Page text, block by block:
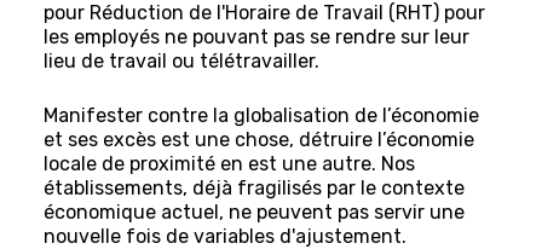
pour Réduction de l'Horaire de Travail (RHT) pour
les employés ne pouvant pas se rendre sur leur
lieu de travail ou télétravailler.
Manifester contre la globalisation de l’économie
et ses excès est une chose, détruire l’économie
locale de proximité en est une autre. Nos
établissements, déjà fragilisés par le contexte
économique actuel, ne peuvent pas servir une
nouvelle fois de variables d'ajustement.